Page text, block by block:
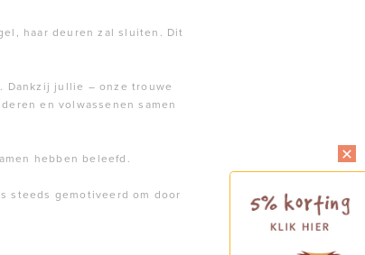
haar deuren zal sluiten. Dit
Dankzij jullie – onze trouwe
en volwassenen samen
hebben beleefd.
steeds gemotiveerd om door